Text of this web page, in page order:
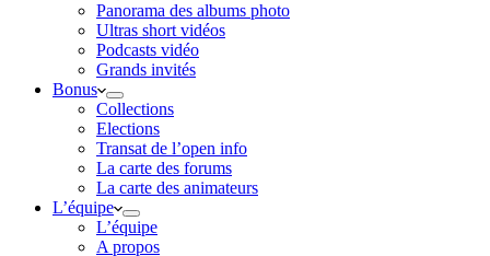
Panorama des albums photo
Ultras short vidéos
Podcasts vidéo
Grands invités
Bonus
Collections
Elections
Transat de l’open info
La carte des forums
La carte des animateurs
L’équipe
L’équipe
A propos